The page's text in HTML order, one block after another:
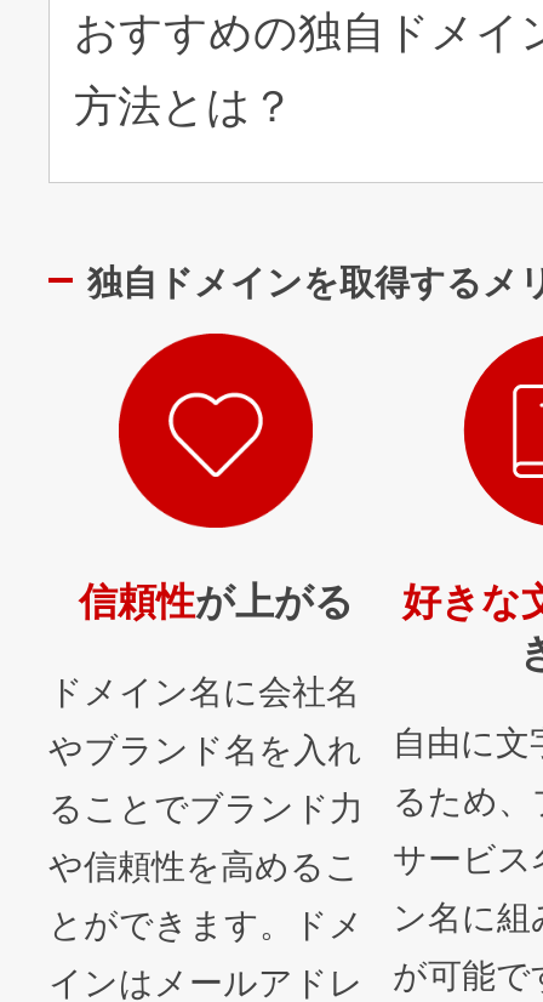
おすすめの独自ドメイ
方法とは？
独自ドメインを取得するメ
信頼性が上がる
ドメイン名に会社名
やブランド名を入れ
ることでブランド力
や信頼性を高めるこ
とができます。ドメ
インはメールアドレ
好きな
自由に文
るため
サービス
ン名に
が可能で